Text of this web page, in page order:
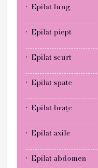
Epilat lung
Epilat piept
Epilat scurt
Epilat spate
Epilat brațe
Epilat axile
Epilat abdomen